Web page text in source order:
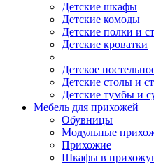
Детские шкафы
Детские комоды
Детские полки и
Детские кроватки
Детское
Детские столы и
Детские тумбы и
Мебель для прихожей
Обувницы
Модульные
Прихожие
Шкафы в